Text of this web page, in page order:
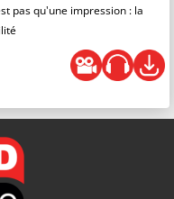
pas qu'une impression : la